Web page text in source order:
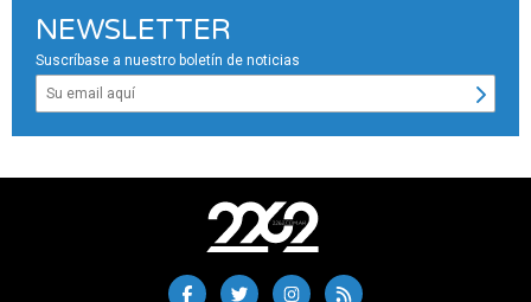
NEWSLETTER
Suscríbase a nuestro boletín de noticias